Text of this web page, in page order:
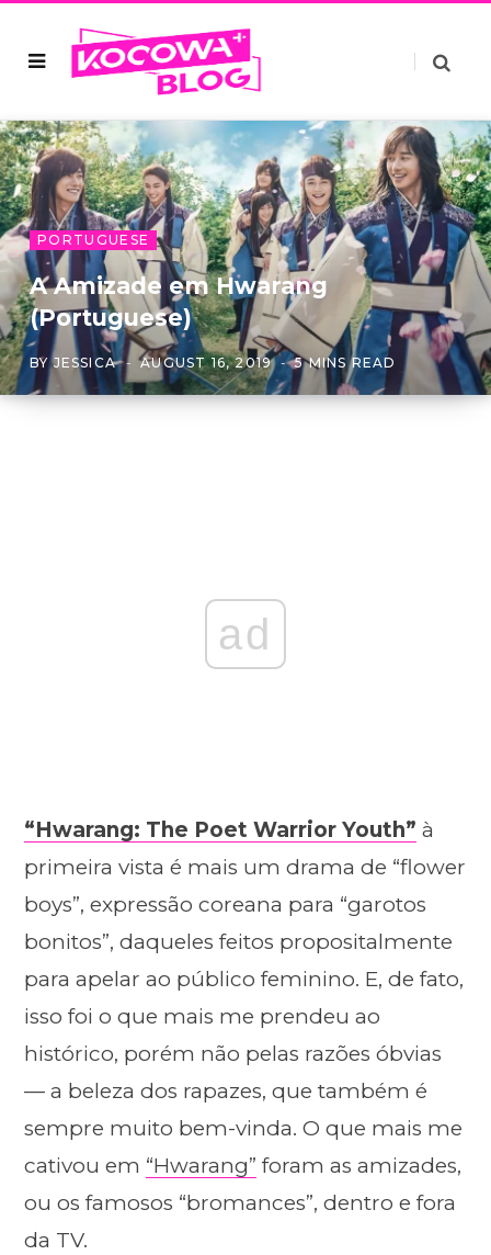
PORTUGUESE
A Amizade em Hwarang
(Portuguese)
BYJESSICA AUGUST 16, 2019 5 MINS READ
ad
“Hwarang: The Poet Warrior Youth” à
primeira vista é mais um drama de “flower
boys”, expressão coreana para “garotos
bonitos”, daqueles feitos propositalmente
para apelar ao público feminino. E, de fato,
isso foi o que mais me prendeu ao
histórico, porém não pelas razões óbvias
— a beleza dos rapazes, que também é
sempre muito bem-vinda. O que mais me
cativou em “Hwarang” foram as amizades,
ou os famosos “bromances”, dentro e fora
da TV.